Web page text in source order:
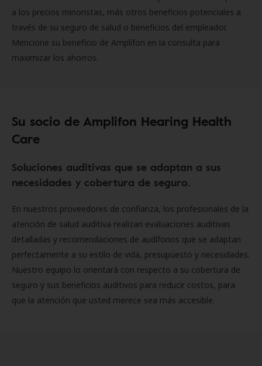
a los precios minoristas, más otros beneficios potenciales a
través de su seguro de salud o beneficios del empleador.
Mencione su beneficio de Amplifon en la consulta para
maximizar los ahorros.
Su socio de Amplifon Hearing Health
Care
Soluciones auditivas que se adaptan a sus
necesidades y cobertura de seguro.
En nuestros proveedores de confianza, los profesionales de la
atención de salud auditiva realizan evaluaciones auditivas
detalladas y recomendaciones de audífonos que se adaptan
perfectamente a su estilo de vida, presupuesto y necesidades.
Nuestro equipo lo orientará con respecto a su cobertura de
seguro y sus beneficios auditivos para reducir costos, para
que la atención que usted merece sea más accesible.